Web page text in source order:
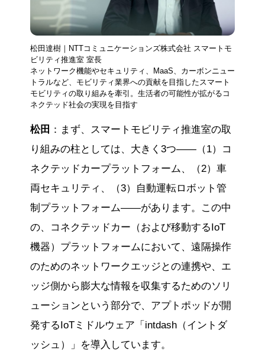
松田達樹｜NTTコミュニケーションズ株式会社 スマートモ
ビリティ推進室 室長
ネットワーク機能やセキュリティ、MaaS、カーボンニュー
トラルなど、モビリティ業界への貢献を目指したスマート
モビリティの取り組みを牽引。生活者の可能性が拡がるコ
ネクテッド社会の実現を目指す
松田 ：まず、スマートモビリティ推進室の取
り組みの柱としては、大きく3つ――（1）コ
ネクテッドカープラットフォーム、（2）車
両セキュリティ、（3）自動運転ロボット管
制プラットフォーム――があります。この中
の、コネクテッドカー（および移動するIoT
機器）プラットフォームにおいて、遠隔操作
のためのネットワークエッジとの連携や、エ
ッジ側から膨大な情報を収集するためのソリ
ューションという部分で、アプトポッドが開
発するIoTミドルウェア「intdash（イントダ
ッシュ）」を導入しています。